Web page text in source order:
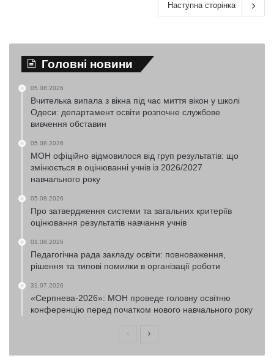
Наступна сторінка
Головні новини
05.08.2026
Вчителька випала з вікна під час миття вікон у школі
Одеси: департамент освіти розпочне службове
вивчення обставин
05.08.2026
МОН офіційно відмовилося від груп результатів: що
змінюється в оцінюванні учнів із 2026/2027
навчального року
05.08.2026
Про затвердження системи та загальних критеріїв
оцінювання результатів навчання учнів
01.08.2026
Педагогічна рада закладу освіти: повноваження,
рішення та типові помилки в організації роботи
31.07.2026
«Серпнева-2026»: МОН проведе головну освітню
конференцію перед початком нового навчального року
ПопередняНаступна